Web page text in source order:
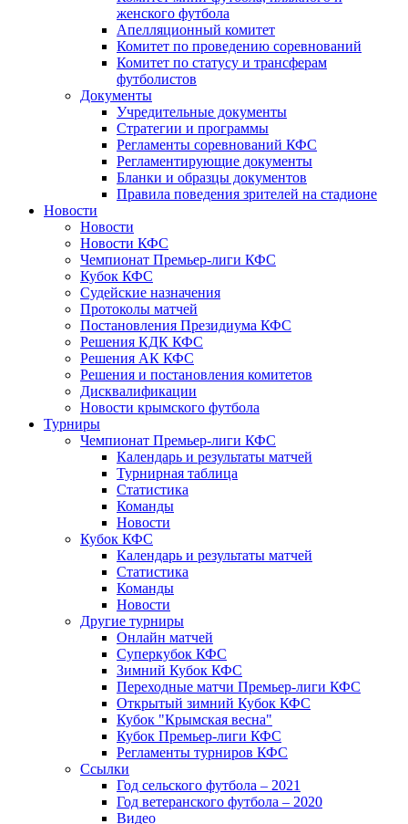
женского футбола
Апелляционный комитет
Комитет по проведению соревнований
Комитет по статусу и трансферам
футболистов
Документы
Учредительные документы
Стратегии и программы
Регламенты соревнований КФС
Регламентирующие документы
Бланки и образцы документов
Правила поведения зрителей на стадионе
Новости
Новости
Новости КФС
Чемпионат Премьер-лиги КФС
Кубок КФС
Судейские назначения
Протоколы матчей
Постановления Президиума КФС
Решения КДК КФС
Решения АК КФС
Решения и постановления комитетов
Дисквалификации
Новости крымского футбола
Турниры
Чемпионат Премьер-лиги КФС
Календарь и результаты матчей
Турнирная таблица
Статистика
Команды
Новости
Кубок КФС
Календарь и результаты матчей
Статистика
Команды
Новости
Другие турниры
Онлайн матчей
Суперкубок КФС
Зимний Кубок КФС
Переходные матчи Премьер-лиги КФС
Открытый зимний Кубок КФС
Кубок "Крымская весна"
Кубок Премьер-лиги КФС
Регламенты турниров КФС
Ссылки
Год сельского футбола – 2021
Год ветеранского футбола – 2020
Видео